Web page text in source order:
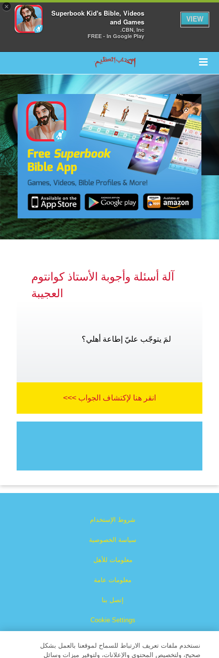
×
Superbook Kid's Bible, Videos
and Games
CBN, Inc.
FREE - In Google Play
VIEW
آلة أسئلة وأجوبة الأستاذ كوانتوم
العجيبة
لمَ يتوجّب عليّ إطاعة أهلي؟
انقر هنا لإكتشاف الجواب >>>
شروط الإستخدام
سياسة الخصوصية
معلومات للأهل
معلومات عامة
إتصل بنا
Cookie Settings
نستخدم ملفات تعريف الارتباط للسماح لموقعنا بالعمل بشكل
صحيح، ولتخصيص المحتوى والإعلانات، ولتوفير ميزات وسائل